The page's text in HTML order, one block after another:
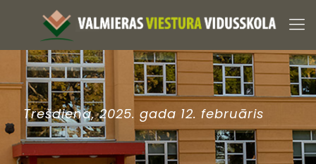
Trešdiena, 2025. gada 12. februāris